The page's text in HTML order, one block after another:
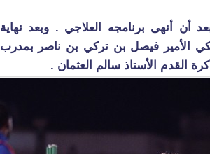
أن أنهى برنامجه العلاجي . وبعد نهاية
الأمير فيصل بن تركي بن ناصر بمدرب
القدم الأستاذ سالم العثمان .